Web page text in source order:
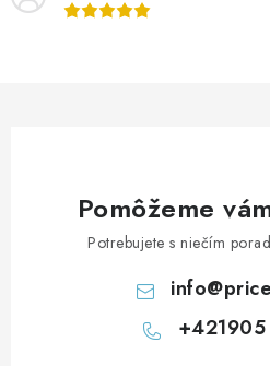
Pomôžeme
Potrebujete s niečím
info@